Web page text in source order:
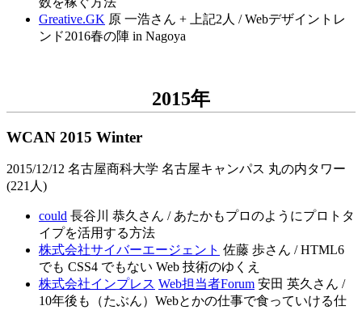
Greative.GK 原 一浩さん + 上記2人 / Webデザイントレ
ンド2016春の陣 in Nagoya
2015年
WCAN 2015 Winter
2015/12/12 名古屋商科大学 名古屋キャンパス 丸の内タワー
(221人)
could 長谷川 恭久さん / あたかもプロのようにプロトタ
イプを活用する方法
株式会社サイバーエージェント 佐藤 歩さん / HTML6
でも CSS4 でもない Web 技術のゆくえ
株式会社インプレス Web担当者Forum 安田 英久さん /
10年後も（たぶん）Webとかの仕事で食っていける仕